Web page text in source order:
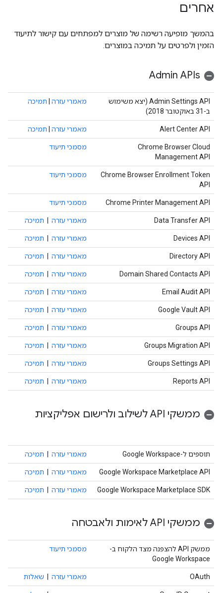
אחרים
בהמשך מופיעה רשימה של מוצרים למפתחים עם קישור לתיעוד
הזמין ולפרטים על תמיכה במוצרים.
Admin APIs
‫Admin Settings API (יצא משימוש
ב-31 באוקטובר 2018)
מאמרי עזרה תמיכה
Alert Center API מאמרי עזרה תמיכה
Chrome Browser Cloud
Management API
מסמכי תיעוד
Chrome Browser Enrollment Token
API
מסמכי תיעוד
Chrome Printer Management API מסמכי תיעוד
Data Transfer API מאמרי עזרה תמיכה
Devices API מאמרי עזרה תמיכה
Directory API מאמרי עזרה תמיכה
Domain Shared Contacts API מאמרי עזרה תמיכה
Email Audit API מאמרי עזרה תמיכה
Google Vault API מאמרי עזרה תמיכה
Groups API מאמרי עזרה תמיכה
Groups Migration API מאמרי עזרה תמיכה
Groups Settings API מאמרי עזרה תמיכה
Reports API מאמרי עזרה תמיכה
ממשקי API לשילוב ולרישום אפליקציות
תוספים ל-Google Workspace מאמרי עזרה תמיכה
Google Workspace Marketplace API מאמרי עזרה תמיכה
Google Workspace Marketplace SDK מאמרי עזרה תמיכה
ממשקי API לאימות ולאבטחה
ממשק API להצפנה מצד הלקוח ב-
Google Workspace
מסמכי תיעוד
OAuth מאמרי עזרה שאלות